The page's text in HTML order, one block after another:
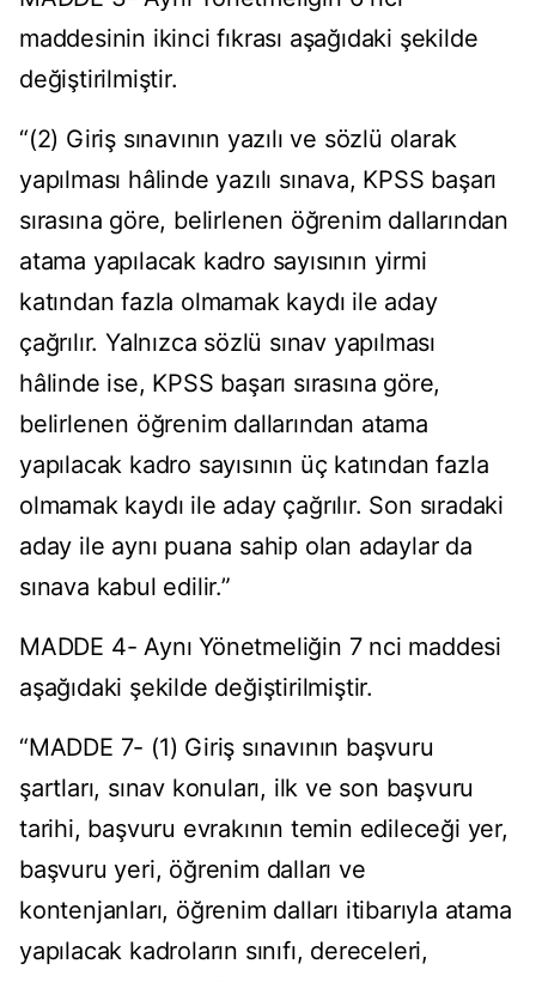
maddesinin ikinci fıkrası aşağıdaki şekilde
değiştirilmiştir.
“(2) Giriş sınavının yazılı ve sözlü olarak
yapılması hâlinde yazılı sınava, KPSS başarı
sırasına göre, belirlenen öğrenim dallarından
atama yapılacak kadro sayısının yirmi
katından fazla olmamak kaydı ile aday
çağrılır. Yalnızca sözlü sınav yapılması
hâlinde ise, KPSS başarı sırasına göre,
belirlenen öğrenim dallarından atama
yapılacak kadro sayısının üç katından fazla
olmamak kaydı ile aday çağrılır. Son sıradaki
aday ile aynı puana sahip olan adaylar da
sınava kabul edilir.”
MADDE 4- Aynı Yönetmeliğin 7 nci maddesi
aşağıdaki şekilde değiştirilmiştir.
“MADDE 7- (1) Giriş sınavının başvuru
şartları, sınav konuları, ilk ve son başvuru
tarihi, başvuru evrakının temin edileceği yer,
başvuru yeri, öğrenim dalları ve
kontenjanları, öğrenim dalları itibarıyla atama
yapılacak kadroların sınıfı, dereceleri,